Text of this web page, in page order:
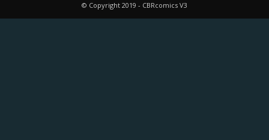
© Copyright 2019 - CBRcomics V3